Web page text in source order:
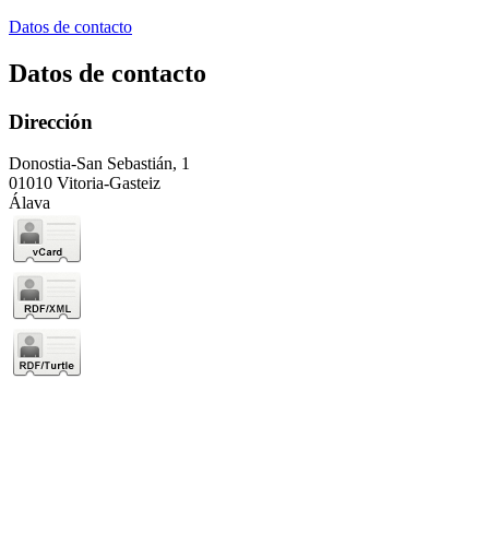
Datos de contacto
Datos de contacto
Dirección
Donostia-San Sebastián, 1
01010 Vitoria-Gasteiz
Álava